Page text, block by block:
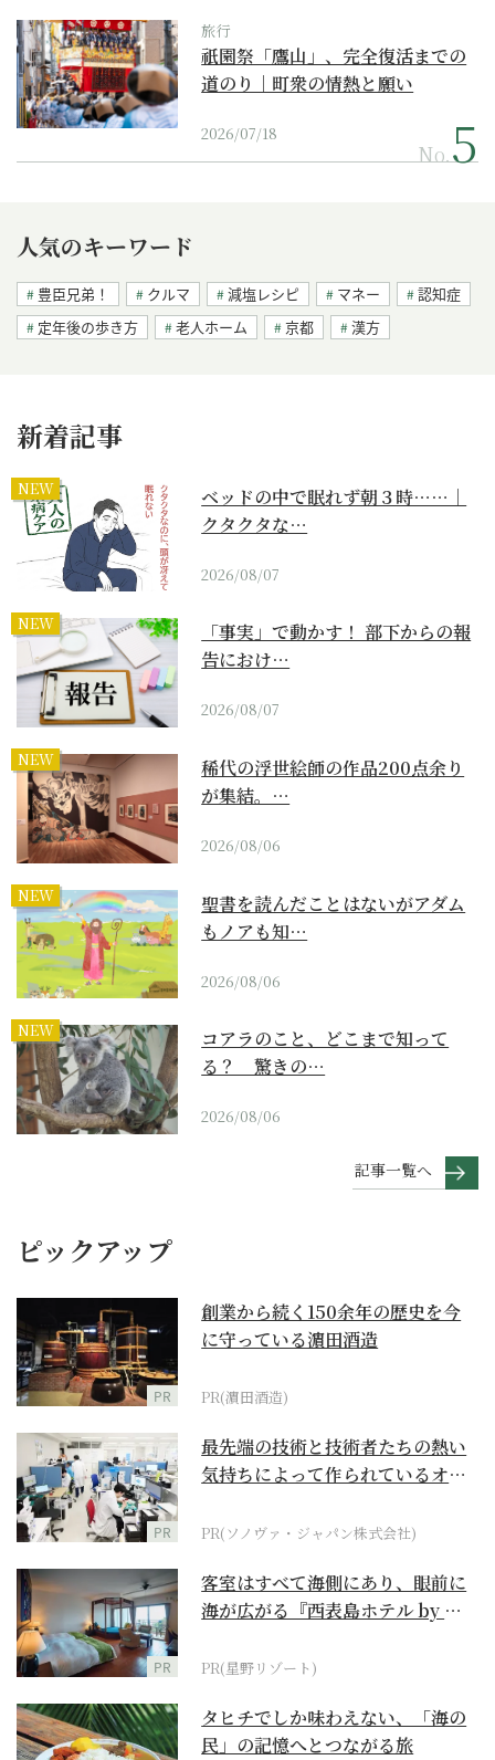
旅行
祇園祭「鷹山」、完全復活までの
道のり｜町衆の情熱と願い
2026/07/18
No.
人気のキーワード
豊臣兄弟！ クルマ 減塩レシピ マネー
認知症
定年後の歩き方
老人ホーム 京都 漢方
新着記事
NEW
ベッドの中で眠れず朝３時……｜
クタクタな…
2026/08/07
NEW
「事実」で動かす！ 部下からの報
告におけ…
2026/08/07
NEW
稀代の浮世絵師の作品200点余り
が集結。…
2026/08/06
NEW
聖書を読んだことはないがアダム
もノアも知…
2026/08/06
NEW
コアラのこと、どこまで知って
る？ 驚きの…
2026/08/06
記事一覧へ
ピックアップ
PR
創業から続く150余年の歴史を今
に守っている濵田酒造
PR(濵田酒造)
PR
最先端の技術と技術者たちの熱い
気持ちによって作られているオー
PR(ソノヴァ・ジャパン株式会社)
PR
客室はすべて海側にあり、眼前に
海が広がる『西表島ホテル by 星
PR(星野リゾート)
タヒチでしか味わえない、「海の
民」の記憶へとつながる旅